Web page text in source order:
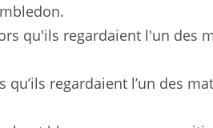
regardaient l’un des